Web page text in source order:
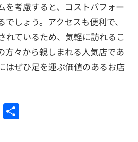
を考慮すると、コストパフォー
しょう。アクセスも便利で、
れているため、気軽に訪れるこ
方々から親しまれる人気店であ
はぜひ足を運ぶ価値のあるお店
Email